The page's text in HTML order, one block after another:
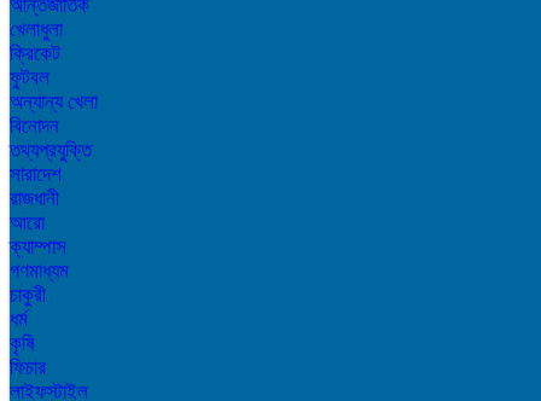
আন্তর্জাতিক
খেলাধুলা
ক্রিকেট
ফুটবল
অন্যান্য খেলা
বিনোদন
তথ্যপ্রযুক্তি
সারাদেশ
রাজধানী
আরো
ক্যাম্পাস
গণমাধ্যম
চাকুরী
ধর্ম
কৃষি
ফিচার
লাইফস্টাইল